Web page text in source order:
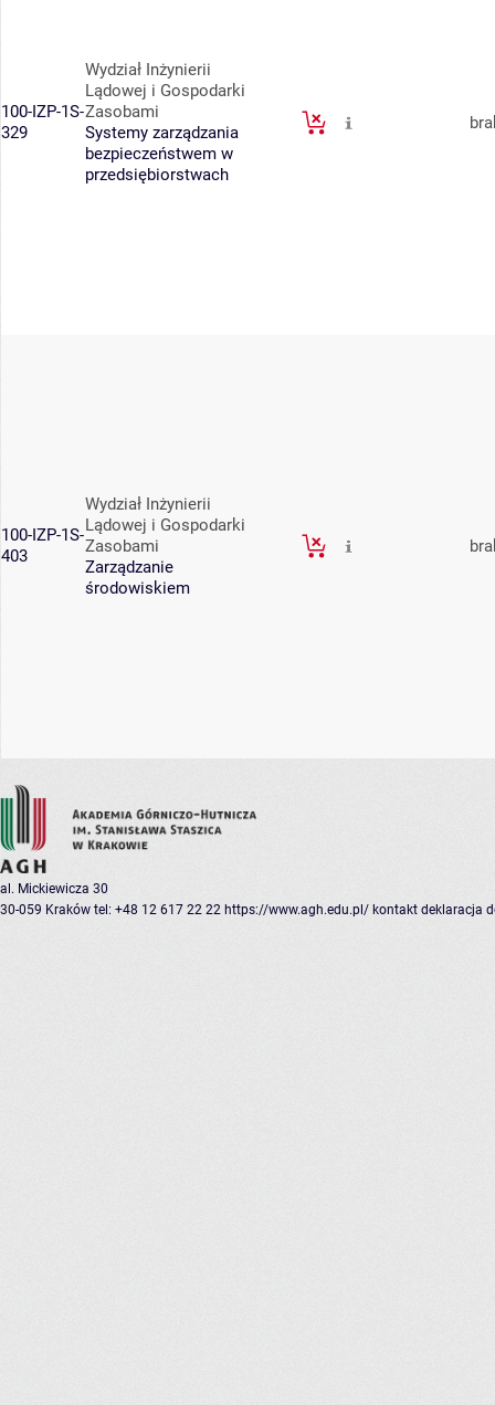
100-IZP-1S-
329
Wydział Inżynierii
Lądowej i Gospodarki
Zasobami
Systemy zarządzania
bezpieczeństwem w
przedsiębiorstwach
100-IZP-1S-
403
Wydział Inżynierii
Lądowej i Gospodarki
Zasobami
Zarządzanie
środowiskiem
al. Mickiewicza 30
30-059 Kraków tel: +48 12 617 22 22 https://www.agh.edu.pl/ kontakt deklaracja